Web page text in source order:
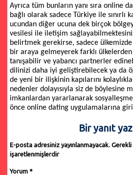
Ayrıca tüm bunların yanı sıra online
bağlı olarak sadece Türkiye ile sınırlı
ucundan diğer ucuna dek birçok
vesilesi ile iletişim
belirtmek gerekirse, sadece
bir araya gelmeyerek farklı
tanışabilir ve yabancı partnerler
dilinizi daha iyi geliştirebilecek ya da
de yeni bir ilişkinin kapılarını
nedenler dolayısıyla siz de böylesine
imkanlardan yararlanarak
önce online dating uygulamalarına
Bir yanıt
E-posta adresiniz yayınlanmayacak.
işaretlenmişlerdir
Yorum *